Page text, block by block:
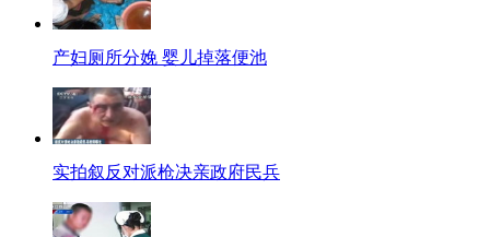
产妇厕所分娩 婴儿掉落便池
实拍叙反对派枪决亲政府民兵